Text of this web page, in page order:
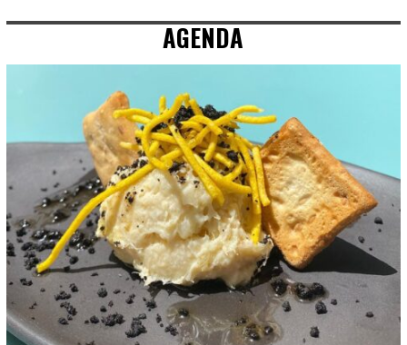
AGENDA